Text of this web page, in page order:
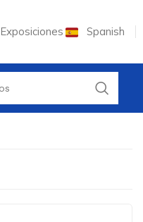
Exposiciones Spanish